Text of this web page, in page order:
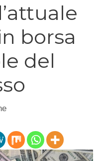
borsa
del